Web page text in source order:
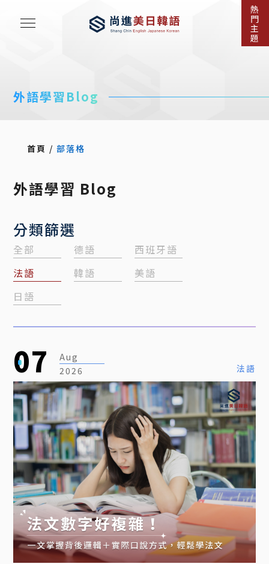
熱
門
主
題
外語學習Blog
首頁 / 部落格
外語學習 Blog
分類篩選
全部 德語
西班牙語
法語
韓語
美語
日語
法語
07
Aug
2026